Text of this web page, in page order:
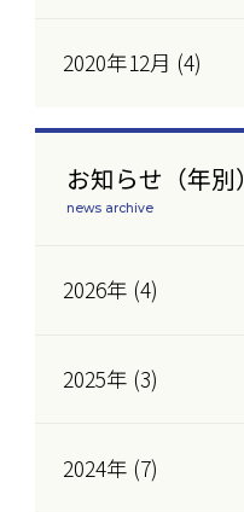
2020年12月 (4)
お知らせ（年別）
news archive
2026年 (4)
2025年 (3)
2024年 (7)